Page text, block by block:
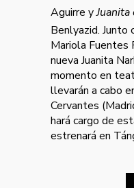
Aguirre yJuanita
Benlyazid. Junto
Mariola Fuentes
nueva Juanita
momento en
llevarán a cabo
Cervantes
hará cargo de
estrenará en